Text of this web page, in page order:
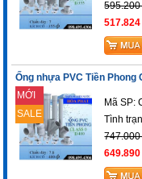
Ống nhựa PVC Tiền Phong
MỚI
SALE
Mã SP:
Tình